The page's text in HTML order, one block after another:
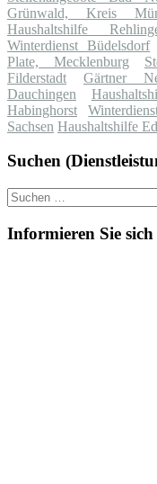
Grünwald, Kreis
Haushaltshilfe
Winterdienst Büdelsdorf
Plate, Mecklenburg
Filderstadt
Gärtner
Dauchingen
Habinghorst
Sachsen Haushaltshilfe
Suchen
Suche
nach:
Informieren Sie